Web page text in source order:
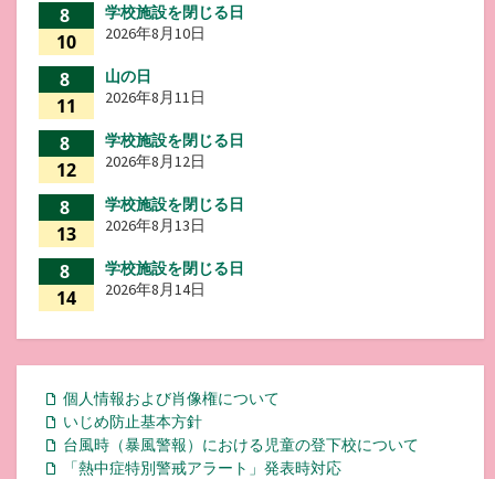
8
10
学校施設を閉じる日
2026年8月10日
8
11
山の日
2026年8月11日
8
12
学校施設を閉じる日
2026年8月12日
8
13
学校施設を閉じる日
2026年8月13日
8
14
学校施設を閉じる日
2026年8月14日
個人情報および肖像権について
いじめ防止基本方針
台風時（暴風警報）における児童の登下校について
「熱中症特別警戒アラート」発表時対応